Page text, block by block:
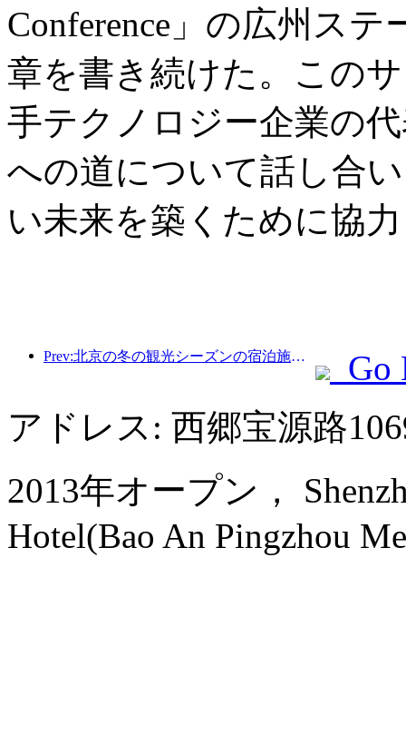
Conference」の広州ス
章を書き続けた。この
手テクノロジー企業の
への道について話し合
い未来を築くために協
Prev:北京の冬の観光シーズンの宿泊施設完全ガイド。京能ホテルの新しい中庭が新たな観光ブームを巻き起こす。
Go
アドレス: 西郷宝源路
2013年オープン，
Hotel(Bao An Pingzhou